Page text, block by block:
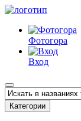
Фотогора
Вход
Категории